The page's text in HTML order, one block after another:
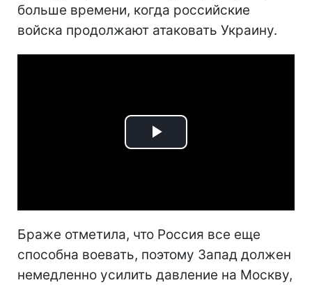
больше времени, когда российские
войска продолжают атаковать Украину.
Play
Браже отметила, что Россия все еще
способна воевать, поэтому Запад должен
немедленно усилить давление на Москву,